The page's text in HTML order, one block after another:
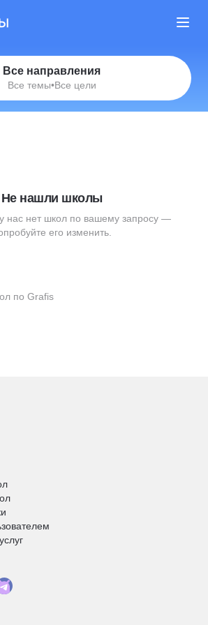
Все направления
Все темы•Все цели
по Grafis
Не нашли школы
нас нет школ по вашему запросу —
его изменить.